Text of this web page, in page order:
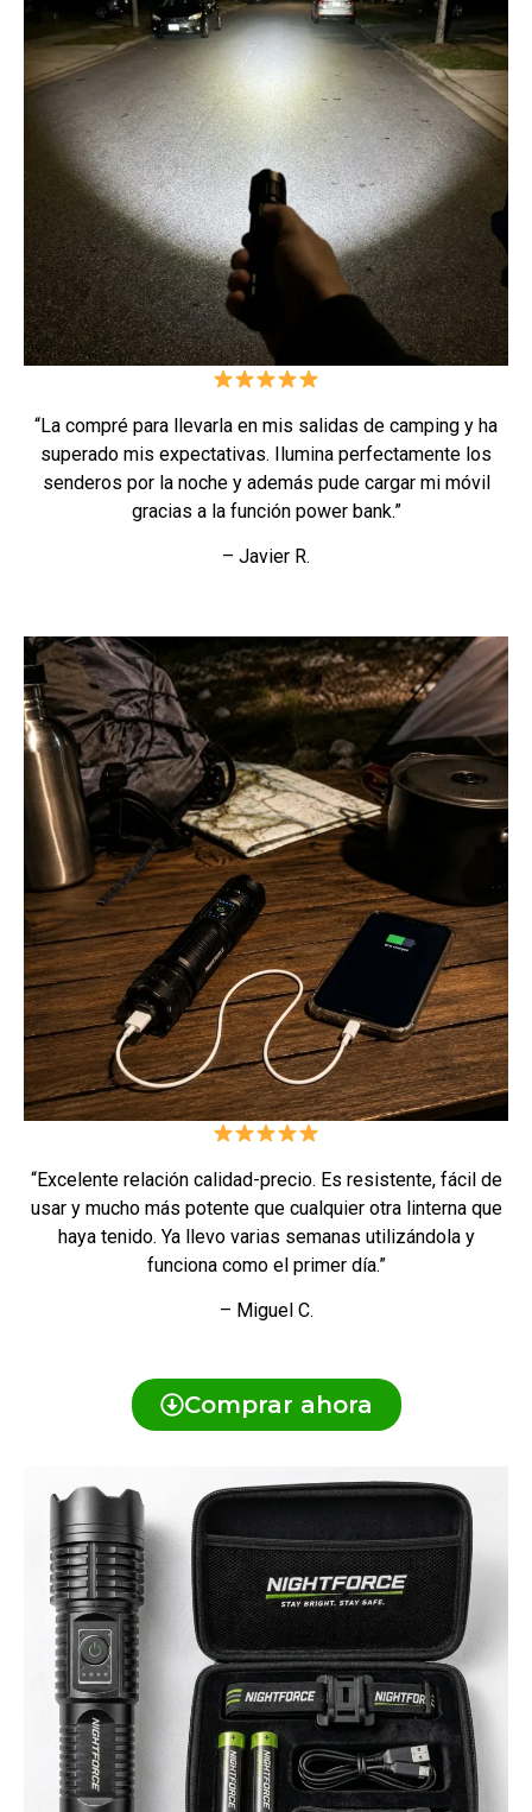
“La compré para llevarla en mis salidas de camping y ha
superado mis expectativas. Ilumina perfectamente los
senderos por la noche y además pude cargar mi móvil
gracias a la función power bank.”
– Javier R.
“Excelente relación calidad-precio. Es resistente, fácil de
usar y mucho más potente que cualquier otra linterna que
haya tenido. Ya llevo varias semanas utilizándola y
funciona como el primer día.”
– Miguel C.
Comprar ahora